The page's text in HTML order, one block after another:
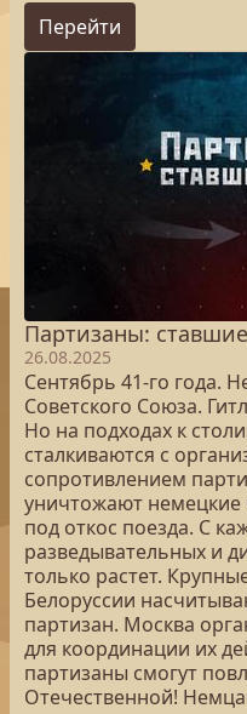
Перейти
Партизаны:
26.08.2025
Сентябрь 41-го года.
Советского Союза.
Но на подходах к
сталкиваются с
сопротивлением
уничтожают немецкие
под откос поезда. С
разведывательных и
только растет.
Белоруссии
партизан. Москва
для координации их
партизаны смогут
Отечественной!